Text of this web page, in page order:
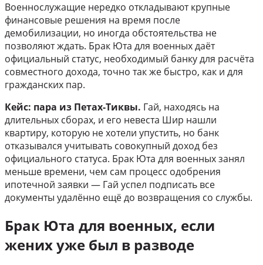
Военнослужащие нередко откладывают крупные
финансовые решения на время после
демобилизации, но иногда обстоятельства не
позволяют ждать. Брак Юта для военных даёт
официальный статус, необходимый банку для расчёта
совместного дохода, точно так же быстро, как и для
гражданских пар.
Кейс: пара из Петах-Тиквы. Гай, находясь на
длительных сборах, и его невеста Шир нашли
квартиру, которую не хотели упустить, но банк
отказывался учитывать совокупный доход без
официального статуса. Брак Юта для военных занял
меньше времени, чем сам процесс одобрения
ипотечной заявки — Гай успел подписать все
документы удалённо ещё до возвращения со службы.
Брак Юта для военных, если
жених уже был в разводе